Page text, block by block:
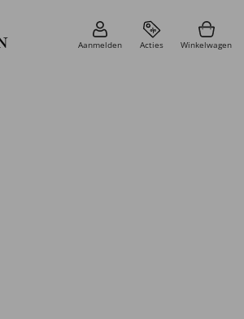
Aanmelden Acties Winkelwagen